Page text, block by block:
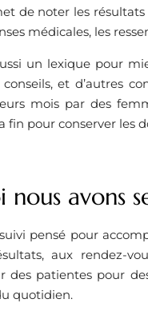
de noter les
médicales, les
un lexique pour
et d’autres
mois par des
fin pour conserver les
nous avons
pensé pour
aux rendez-
des patientes pour
quotidien.